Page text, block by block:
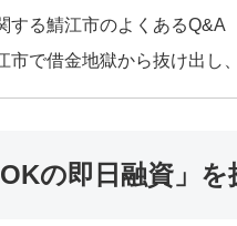
する鯖江市のよくあるQ&A
市で借金地獄から抜け出し
の即日融資」